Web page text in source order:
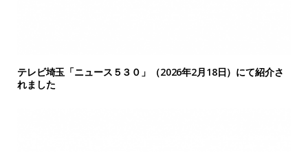
テレビ埼玉「ニュース５３０」（2026年2月18日）にて紹介さ
れました